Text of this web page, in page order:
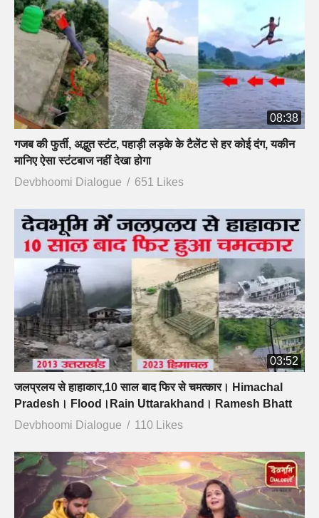
08:38
गजब की फुर्ती, अद्भुत स्टंट, पहाड़ी लड़के के टैलेंट से हर कोई दंग, यकीन
मानिए ऐसा स्टंटबाज नहीं देखा होगा
Devbhoomi Dialogue
651 Likes
03:52
जलप्रलय से हाहाकार,10 साल बाद फिर से चमत्कार। Himachal
Pradesh। Flood।Rain Uttarakhand। Ramesh Bhatt
Devbhoomi Dialogue
110 Likes